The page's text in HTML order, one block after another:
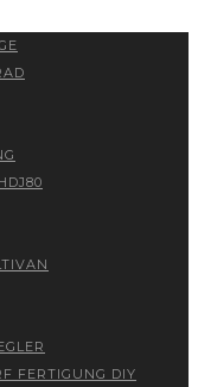
FERTIGUNG DIY